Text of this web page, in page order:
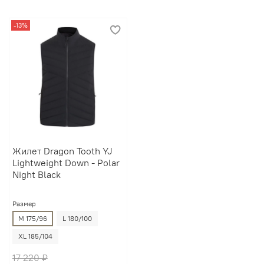
-13%
Жилет Dragon Tooth YJ
Lightweight Down - Polar
Night Black
Размер
M 175/96
L 180/100
XL 185/104
17 220 ₽